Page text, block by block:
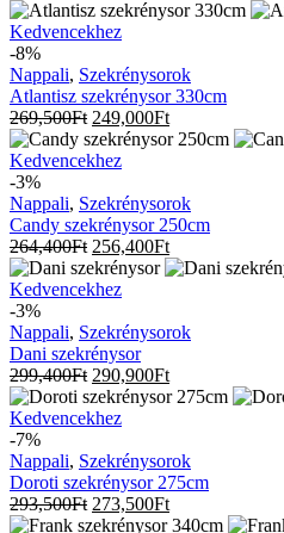
Atlantisz
szekrénysor
330cm
Kedvencekhez
-8%
Nappali, Szekrénysorok
Atlantisz szekrénysor 330cm
269,500Ft 249,000Ft
Candy
szekrénysor
250cm
Kedvencekhez
-3%
Nappali, Szekrénysorok
Candy szekrénysor 250cm
264,400Ft 256,400Ft
Dani
szekrénysor
Kedvencekhez
-3%
Nappali, Szekrénysorok
Dani szekrénysor
299,400Ft 290,900Ft
Doroti
szekrénysor
275cm
Kedvencekhez
-7%
Nappali, Szekrénysorok
Doroti szekrénysor 275cm
293,500Ft 273,500Ft